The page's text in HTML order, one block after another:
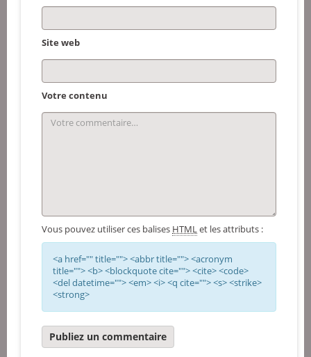
Site web
Votre contenu
Vous pouvez utiliser ces balises HTMLet les attributs :
<a href="" title=""> <abbr title=""> <acronym
title=""> <b> <blockquote cite=""> <cite> <code>
<del datetime=""> <em> <i> <q cite=""> <s> <strike>
<strong>